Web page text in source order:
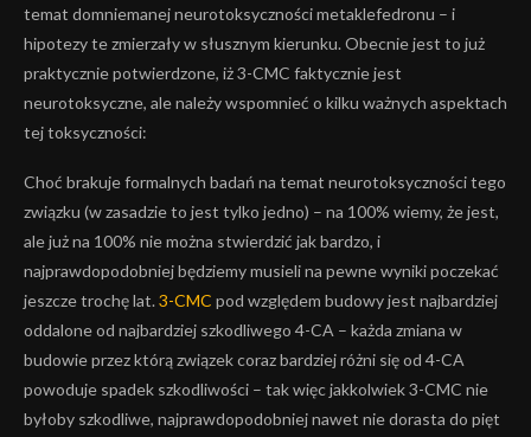
temat domniemanej neurotoksyczności metaklefedronu – i
hipotezy te zmierzały w słusznym kierunku. Obecnie jest to już
praktycznie potwierdzone, iż 3-CMC faktycznie jest
neurotoksyczne, ale należy wspomnieć o kilku ważnych aspektach
tej toksyczności:
Choć brakuje formalnych badań na temat neurotoksyczności tego
związku (w zasadzie to jest tylko jedno) – na 100% wiemy, że jest,
ale już na 100% nie można stwierdzić jak bardzo, i
najprawdopodobniej będziemy musieli na pewne wyniki poczekać
jeszcze trochę lat. 3-CMC pod względem budowy jest najbardziej
oddalone od najbardziej szkodliwego 4-CA – każda zmiana w
budowie przez którą związek coraz bardziej różni się od 4-CA
powoduje spadek szkodliwości – tak więc jakkolwiek 3-CMC nie
byłoby szkodliwe, najprawdopodobniej nawet nie dorasta do pięt